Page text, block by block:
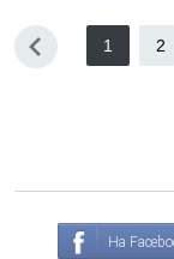
1 2
На